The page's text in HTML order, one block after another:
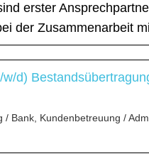
erster
der Zusammenarbeit
d)
/ Bank, Kundenbetreuung /